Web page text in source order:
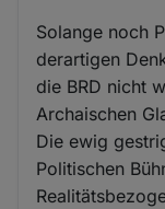
Solange noch
derartigen
die BRD nicht
Archaischen
Die ewig
Politischen